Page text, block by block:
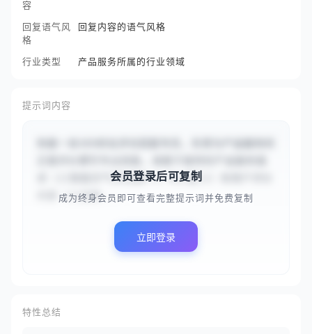
容
回复语气风
格
回复内容的语气风格
行业类型 产品服务所属的行业领域
提示词内容
述（{{智能空气净化器Pro Max版}}）和用户评价
内容（{{这款...
会员登录后可复制
成为终身会员即可查看完整提示词并免费复制
立即登录
特性总结